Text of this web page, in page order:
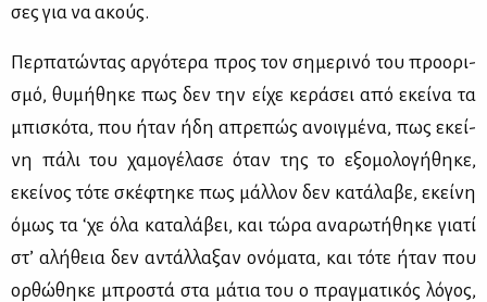
σες για να ακούς.
Περ­πα­τώ­ντας αρ­γό­τε­ρα προς τον ση­με­ρι­νό του προ­ο­ρι­
σμό, θυ­μή­θη­κε πως δεν την εί­χε κε­ρά­σει από εκεί­να τα
μπι­σκό­τα, που ήταν ήδη απρε­πώς ανοιγ­μέ­να, πως εκεί­
νη πά­λι του χα­μο­γέ­λα­σε όταν της το εξο­μο­λο­γή­θη­κε,
εκεί­νος τό­τε σκέ­φτη­κε πως μάλ­λον δεν κα­τά­λα­βε, εκεί­νη
όμως τα ‘χε όλα κα­τα­λά­βει, και τώ­ρα ανα­ρω­τή­θη­κε για­τί
στ’ αλή­θεια δεν αντάλ­λα­ξαν ονό­μα­τα, και τό­τε ήταν που
ορ­θώ­θη­κε μπρο­στά στα μά­τια του ο πραγ­μα­τι­κός λό­γος,